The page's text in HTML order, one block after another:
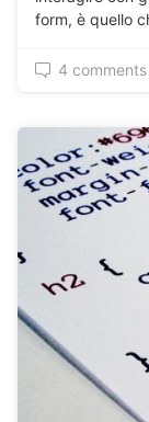
form, è quello
4 comments